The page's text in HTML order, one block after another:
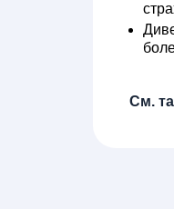
См.